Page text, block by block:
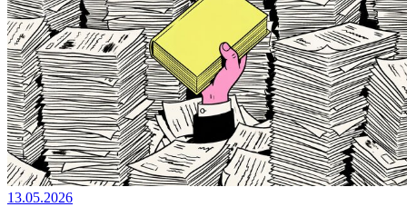
13.05.2026